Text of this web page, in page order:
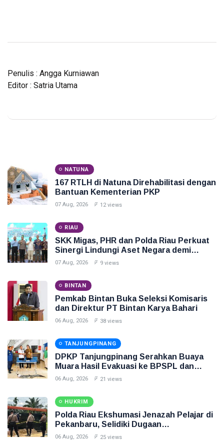
Penulis : Angga Kurniawan
Editor : Satria Utama
NATUNA
167 RTLH di Natuna Direhabilitasi dengan
Bantuan Kementerian PKP
07 Aug, 2026 12 views
RIAU
SKK Migas, PHR dan Polda Riau Perkuat
Sinergi Lindungi Aset Negara demi
Menjaga Ketahanan Energi Nasional
07 Aug, 2026 9 views
BINTAN
Pemkab Bintan Buka Seleksi Komisaris
dan Direktur PT Bintan Karya Bahari
06 Aug, 2026 38 views
TANJUNGPINANG
DPKP Tanjungpinang Serahkan Buaya
Muara Hasil Evakuasi ke BPSPL dan
Taman Safari Lagoi
06 Aug, 2026 21 views
HUKRIM
Polda Riau Ekshumasi Jenazah Pelajar di
Pekanbaru, Selidiki Dugaan
Penganiayaan
06 Aug, 2026 25 views